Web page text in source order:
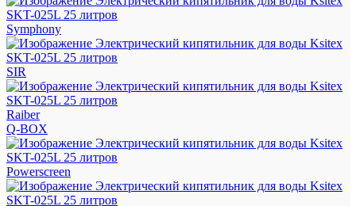
Symphony
SIR
Raiber
Q-BOX
Powerscreen